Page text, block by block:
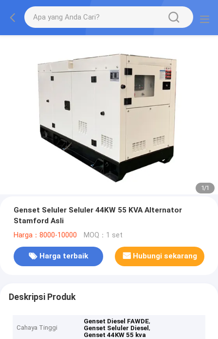
1/1
Genset Seluler Seluler 44KW 55 KVA Alternator
Stamford Asli
Harga：8000-10000 MOQ：1 set
Harga terbaik Hubungi sekarang
Deskripsi Produk
Cahaya Tinggi
Genset Diesel FAWDE,
Genset Seluler Diesel,
Genset 44KW 55 kva